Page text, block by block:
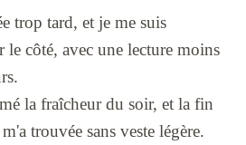
trop tard, et je me suis
le côté, avec une lecture moins
la fraîcheur du soir, et la fin
trouvée sans veste légère.